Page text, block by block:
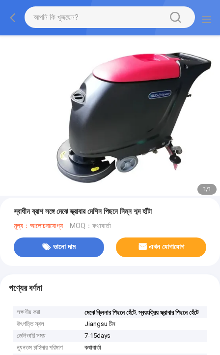
1/1
স্বাধীন ব্রাশ সঙ্গে মেঝে স্ক্রাবার মেশিন পিছনে নিম্ন শব্দ হাঁটা
মূল্য：আলোচনাযোগ্য MOQ：কথাবার্তা
ভালো দাম এখন যোগাযোগ
পণ্যের বর্ণনা
লক্ষণীয় করা মেঝে ক্লিনার পিছনে হেঁটে,স্বয়ংক্রিয় স্ক্রাবার পিছনে হেঁটে
উৎপত্তি স্থল
Jiangsu চীন
ডেলিভারি সময়
7-15days
ন্যূনতম চাহিদার পরিমাণ
কথাবার্তা